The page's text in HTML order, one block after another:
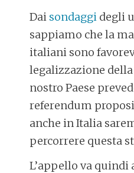
Dai sondaggi degli
sappiamo che la
italiani sono
legalizzazione della
nostro Paese
referendum
anche in Italia
percorrere questa
L’appello va quindi